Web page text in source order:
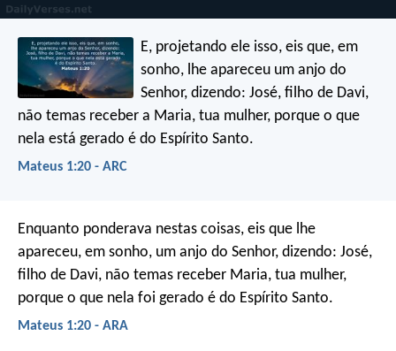
E, projetando ele isso, eis que, em
sonho, lhe apareceu um anjo do
Senhor, dizendo: José, filho de Davi,
não temas receber a Maria, tua mulher, porque o que
nela está gerado é do Espírito Santo.
Mateus 1:20 - ARC
Enquanto ponderava nestas coisas, eis que lhe
apareceu, em sonho, um anjo do Senhor, dizendo: José,
filho de Davi, não temas receber Maria, tua mulher,
porque o que nela foi gerado é do Espírito Santo.
Mateus 1:20 - ARA